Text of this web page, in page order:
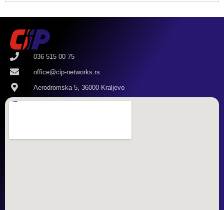
036 515 00 75
office@cip-networks.rs
Aerodromska 5, 36000 Kraljevo